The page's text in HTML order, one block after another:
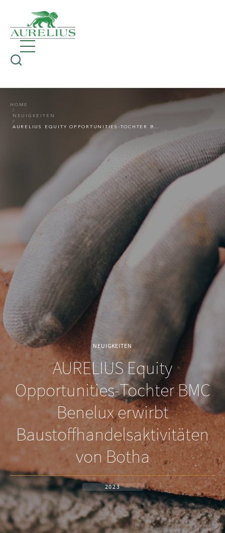
HOME
NEUIGKEITEN
AURELIUS EQUITY OPPORTUNITIES-TOCHTER BMC BENELUX ERWIRBT BAUSTOFFHANDELSAKTIVITÄTEN VON BOTHA
NEUIGKEITEN
AURELIUS Equity
Opportunities-Tochter BMC
Benelux erwirbt
Baustoffhandelsaktivitäten
von Botha
2023